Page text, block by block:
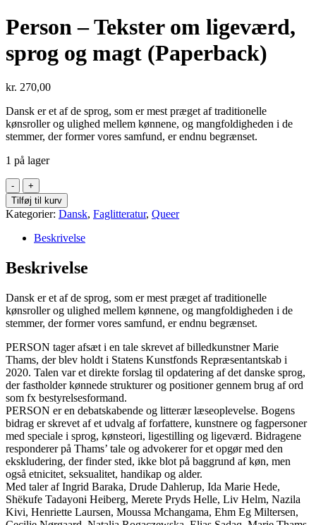
Person – Tekster om ligeværd,
sprog og magt (Paperback)
kr. 270,00
Dansk er et af de sprog, som er mest præget af traditionelle
kønsroller og ulighed mellem kønnene, og mangfoldigheden i de
stemmer, der former vores samfund, er endnu begrænset.
1 på lager
Person
-
Tekster
om
ligeværd,
sprog
og
magt
antal
Tilføj til kurv
Kategorier: Dansk, Faglitteratur, Queer
Beskrivelse
Beskrivelse
Dansk er et af de sprog, som er mest præget af traditionelle
kønsroller og ulighed mellem kønnene, og mangfoldigheden i de
stemmer, der former vores samfund, er endnu begrænset.
PERSON tager afsæt i en tale skrevet af billedkunstner Marie
Thams, der blev holdt i Statens Kunstfonds Repræsentantskab i
2020. Talen var et direkte forslag til opdatering af det danske sprog,
der fastholder kønnede strukturer og positioner gennem brug af ord
som fx bestyrelsesformand.
PERSON er en debatskabende og litterær læseoplevelse. Bogens
bidrag er skrevet af et udvalg af forfattere, kunstnere og fagpersoner
med speciale i sprog, kønsteori, ligestilling og ligeværd. Bidragene
responderer på Thams’ tale og advokerer for et opgør med den
ekskludering, der finder sted, ikke blot på baggrund af køn, men
også etnicitet, seksualitet, handikap og alder.
Med taler af Ingrid Baraka, Drude Dahlerup, Ida Marie Hede,
Shëkufe Tadayoni Heiberg, Merete Pryds Helle, Liv Helm, Nazila
Kivi, Henriette Laursen, Moussa Mchangama, Ehm Eg Miltersen,